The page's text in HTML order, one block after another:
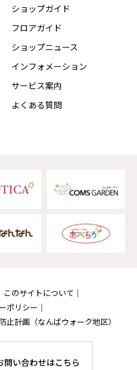
ショップガイド
フロアガイド
ショップニュース
インフォメーション
サービス案内
よくある質問
このサイトについて
ポリシー
止計画（なんばウォーク地区）
問い合わせはこちら